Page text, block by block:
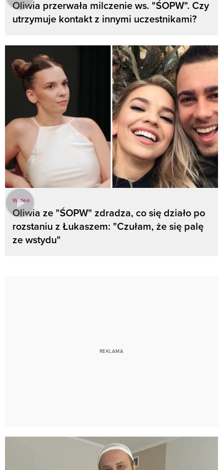
Oliwia przerwała milczenie ws. "ŚOPW". Czy
utrzymuje kontakt z innymi uczestnikami?
Wideo
Oliwia ze "ŚOPW" zdradza, co się działo po
rozstaniu z Łukaszem: "Czułam, że się palę
ze wstydu"